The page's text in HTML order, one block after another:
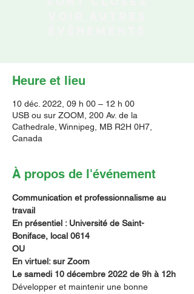
Heure et lieu
10 déc. 2022, 09 h 00 – 12 h 00
USB ou sur ZOOM, 200 Av. de la
Cathedrale, Winnipeg, MB R2H 0H7,
Canada
À propos de l'événement
Communication et professionnalisme au
travail
En présentiel : Université de Saint-
Boniface, local 0614
OU
En virtuel: sur Zoom
Le samedi 10 décembre 2022 de 9h à 12h
Développer et maintenir une bonne